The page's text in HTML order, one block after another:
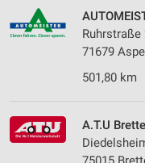
Ruhrstraße
71679
501,80 km
A.T.U